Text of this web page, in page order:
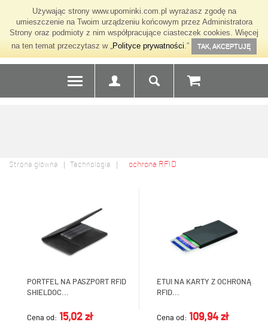
Używając strony www.upominki.com.pl wyrażasz zgodę na
umieszczenie na Twoim urządzeniu końcowym przez Administratora
Strony oraz podmioty z nim współpracujące ciasteczek cookies. Więcej
na ten temat przeczytasz w „Polityce prywatności.” TAK, AKCEPTUJĘ
Strona główna Technologia ochrona RFID
PORTFEL NA PASZPORT RFID
SHIELDOC...
Cena od: 15,02 zł
ETUI NA KARTY Z OCHRONĄ
RFID...
Cena od: 109,94 zł